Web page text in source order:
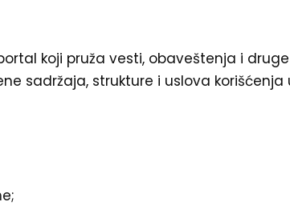
koji pruža vesti, obaveštenja i
sadržaja, strukture i uslova